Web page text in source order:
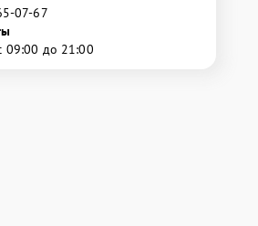
07-67
09:00 до 21:00